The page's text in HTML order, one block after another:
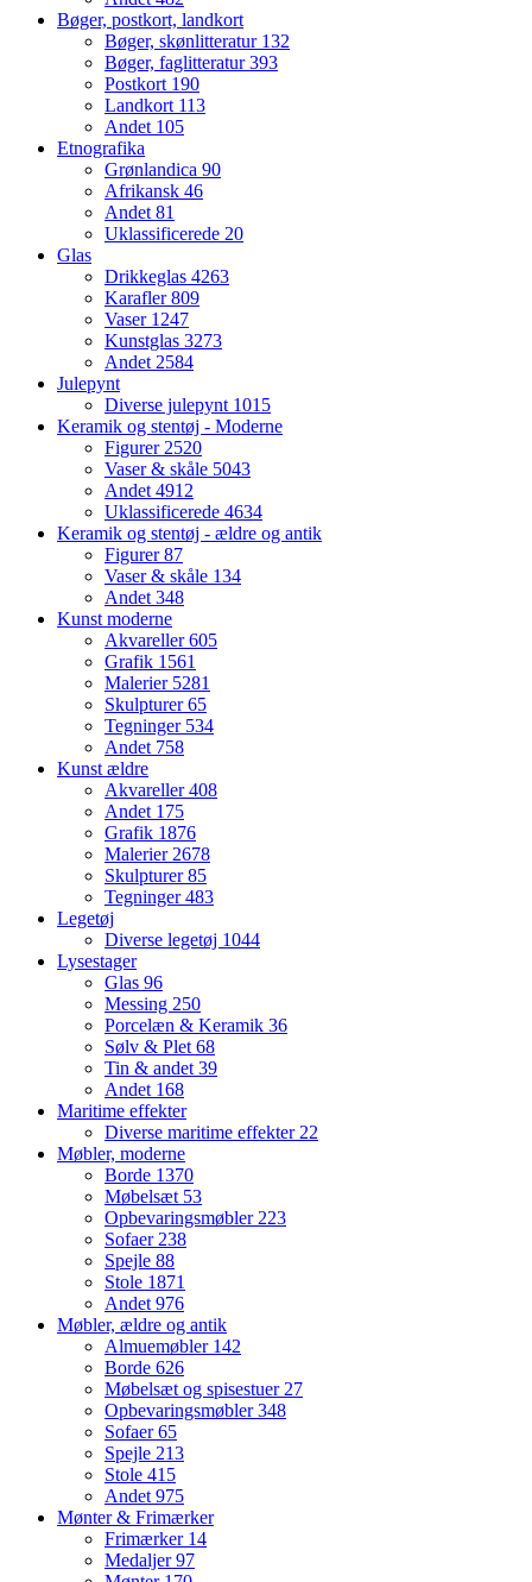
Bøger, postkort, landkort
Bøger, skønlitteratur 132
Bøger, faglitteratur393
Postkort 190
Landkort 113
Andet 105
Etnografika
Grønlandica 90
Afrikansk 46
Andet 81
Uklassificerede 20
Glas
Drikkeglas 4263
Karafler809
Vaser 1247
Kunstglas 3273
Andet 2584
Julepynt
Diverse julepynt 1015
Keramik og stentøj - Moderne
Figurer 2520
Vaser & skåle 5043
Andet 4912
Uklassificerede 4634
Keramik og stentøj - ældre og antik
Figurer87
Vaser & skåle 134
Andet 348
Kunst moderne
Akvareller605
Grafik 1561
Malerier 5281
Skulpturer65
Tegninger 534
Andet 758
Kunst ældre
Akvareller408
Andet 175
Grafik 1876
Malerier 2678
Skulpturer85
Tegninger483
Legetøj
Diverse legetøj 1044
Lysestager
Glas 96
Messing 250
Porcelæn & Keramik 36
Sølv & Plet 68
Tin & andet 39
Andet 168
Maritime effekter
Diverse maritime effekter 22
Møbler, moderne
Borde 1370
Møbelsæt 53
Opbevaringsmøbler 223
Sofaer 238
Spejle 88
Stole 1871
Andet 976
Møbler, ældre og antik
Almuemøbler 142
Borde 626
Møbelsæt og spisestuer 27
Opbevaringsmøbler348
Sofaer65
Spejle 213
Stole 415
Andet 975
Mønter & Frimærker
Frimærker 14
Medaljer97